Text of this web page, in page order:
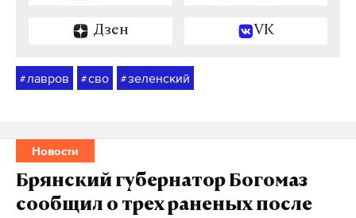
Дзен VK
# лавров #сво #зеленский
Новости
Брянский губернатор Богомаз
сообщил о трех раненых после